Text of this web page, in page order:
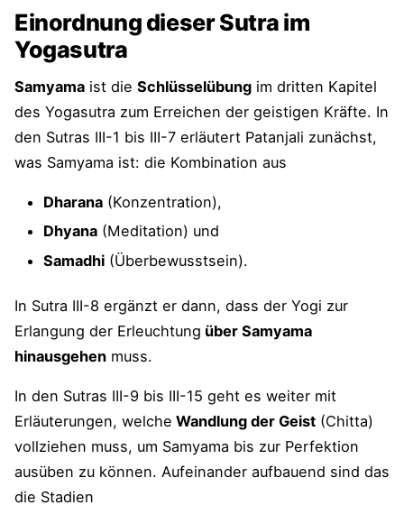
zusammenhängend erschienen.“
R. Skuban: „… die ansonsten nach Kategorie,
Charakteristika und Ort nicht zu unterscheiden
wären.“
T.K.V. Desikachar: „Diesehöchste Klarheit
ermöglicht es, deutlich die Verschiedenheit von
Dingen zu erkennen, die scheinbar gleich sind
G. Pradīpaka: „... gibt es eine klare
Wahrnehmung (des Unterschieds) (pratipattiḥ)
zwischen zwei gleich aussehenden Dingen
ununterscheidbar (anavacchedāt) ist.“
12koerbe.de (dort: 53): „durch Gattungen
Hariharananda Aranya: „WennArt, zeitlicher
Charakter und Lage zweier verschiedener
Dinge nicht zu unterscheiden sind, ....“
I. K. Taimni: „Daraus (Vivekajam’Jnanam) das
Wissen um die Unterscheidung zwischen
Einordnung dieser Sutra im
Yogasutra
Samyama ist die Schlüsselübung im dritten Kapitel
des Yogasutra zum Erreichen der geistigen Kräfte. In
den Sutras III-1 bis III-7 erläutert Patanjali zunächst,
was Samyama ist: die Kombination aus
Dharana (Konzentration),
Dhyana (Meditation) und
Samadhi (Überbewusstsein).
In Sutra III-8 ergänzt er dann, dass der Yogi zur
Erlangung der Erleuchtung über Samyama
hinausgehen muss.
In den Sutras III-9 bis III-15 geht es weiter mit
Erläuterungen, welche Wandlung der Geist (Chitta)
vollziehen muss, um Samyama bis zur Perfektion
ausüben zu können. Aufeinander aufbauend sind das
die Stadien